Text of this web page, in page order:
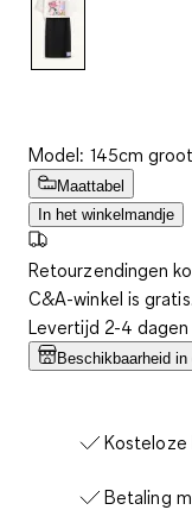
Model: 145cm
Maattabel
In het winkelmandje
Retourzendingen
C&A-winkel is
Levertijd 2-4 dagen
Beschikbaarheid in
Kosteloze
Betaling